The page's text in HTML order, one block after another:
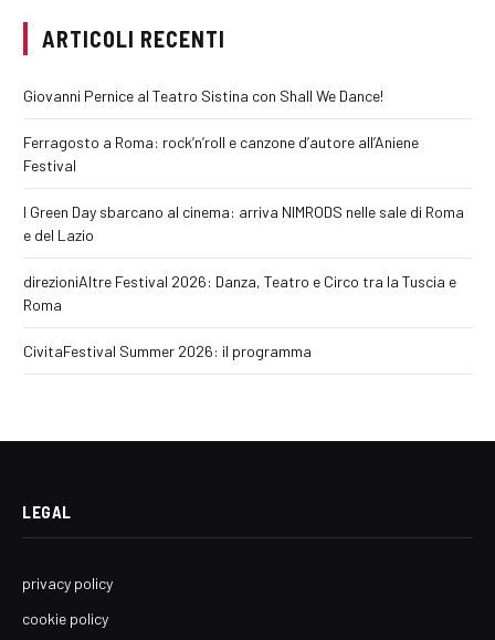
ARTICOLI RECENTI
Giovanni Pernice al Teatro Sistina con Shall We Dance!
Ferragosto a Roma: rock’n’roll e canzone d’autore all’Aniene
Festival
I Green Day sbarcano al cinema: arriva NIMRODS nelle sale di Roma
e del Lazio
direzioniAltre Festival 2026: Danza, Teatro e Circo tra la Tuscia e
Roma
CivitaFestival Summer 2026: il programma
LEGAL
privacy policy
cookie policy